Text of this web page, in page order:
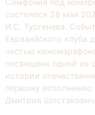
состоялся 28 мая
И.С. Тургенева.
Евразийского клуба
частью
посвящена одной из
истории
первому
Дмитрия